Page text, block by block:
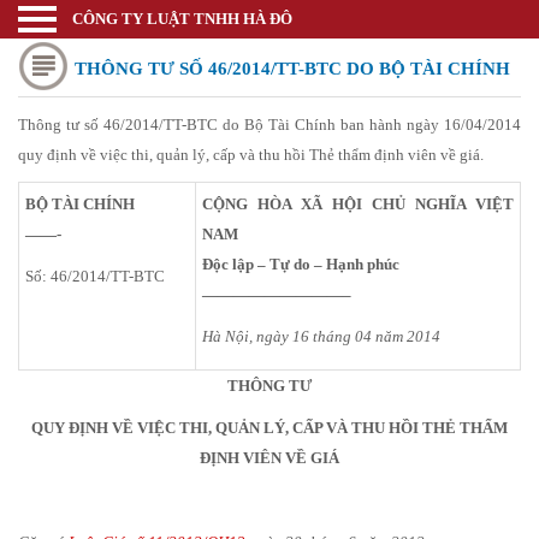
Luật sư
Trang chủ
Thương mại quốc tế
Thành lập doanh nghiệp
Thay đổi đăng ký kinh doanh
Giấy phép Y tế - Văn Hóa
CÔNG TY LUẬT TNHH HÀ ĐÔ
THÔNG TƯ SỐ 46/2014/TT-BTC DO BỘ TÀI CHÍNH
BAN HÀNH NGÀY 16/04/2014 QUY ĐỊNH VỀ VIỆC
THI, QUẢN LÝ, CẤP VÀ THU HỒI THẺ THẨM
ĐỊNH VIÊN VỀ GIÁ.
Thông tư số 46/2014/TT-BTC do Bộ Tài Chính ban hành ngày 16/04/2014
quy định về việc thi, quản lý, cấp và thu hồi Thẻ thẩm định viên về giá.
BỘ TÀI CHÍNH
——-
Số: 46/2014/TT-BTC
CỘNG HÒA XÃ HỘI CHỦ NGHĨA VIỆT
NAM
Độc lập – Tự do – Hạnh phúc
—————————–
Hà Nội, ngày 16 tháng 04 năm 2014
THÔNG TƯ
QUY ĐỊNH VỀ VIỆC THI, QUẢN LÝ, CẤP VÀ THU HỒI THẺ THẨM
ĐỊNH VIÊN VỀ GIÁ